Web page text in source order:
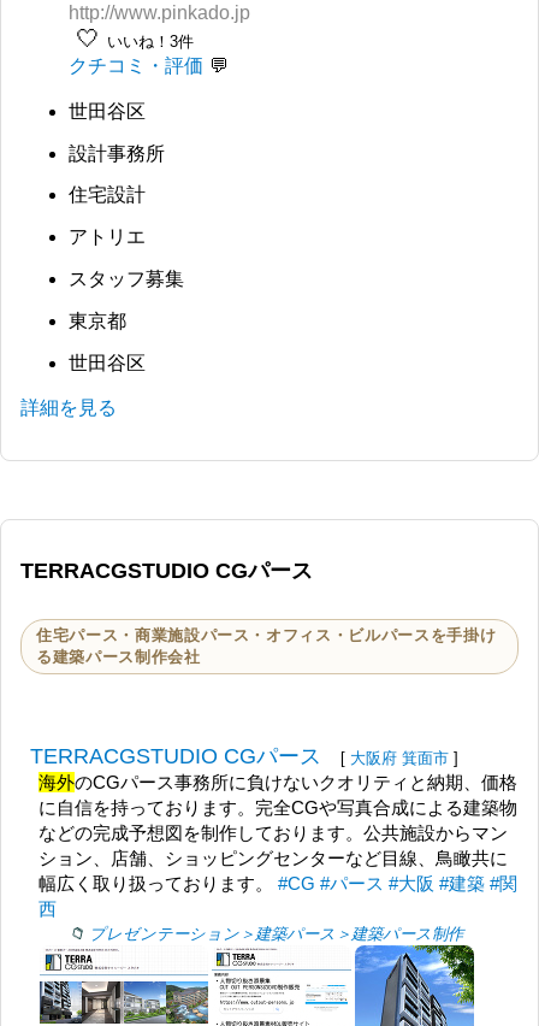
http://www.pinkado.jp
🤍 いいね！3件
クチコミ・評価
世田谷区
設計事務所
住宅設計
アトリエ
スタッフ募集
東京都
世田谷区
詳細を見る
TERRACGSTUDIO CGパース
住宅パース・商業施設パース・オフィス・ビルパースを手掛け
る建築パース制作会社
TERRACGSTUDIO CGパース [ 大阪府 箕面市 ]
海外のCGパース事務所に負けないクオリティと納期、価格
に自信を持っております。完全CGや写真合成による建築物
などの完成予想図を制作しております。公共施設からマン
ション、店舗、ショッピングセンターなど目線、鳥瞰共に
幅広く取り扱っております。#CG #パース #大阪 #建築 #関
西
プレゼンテーション＞建築パース＞建築パース制作